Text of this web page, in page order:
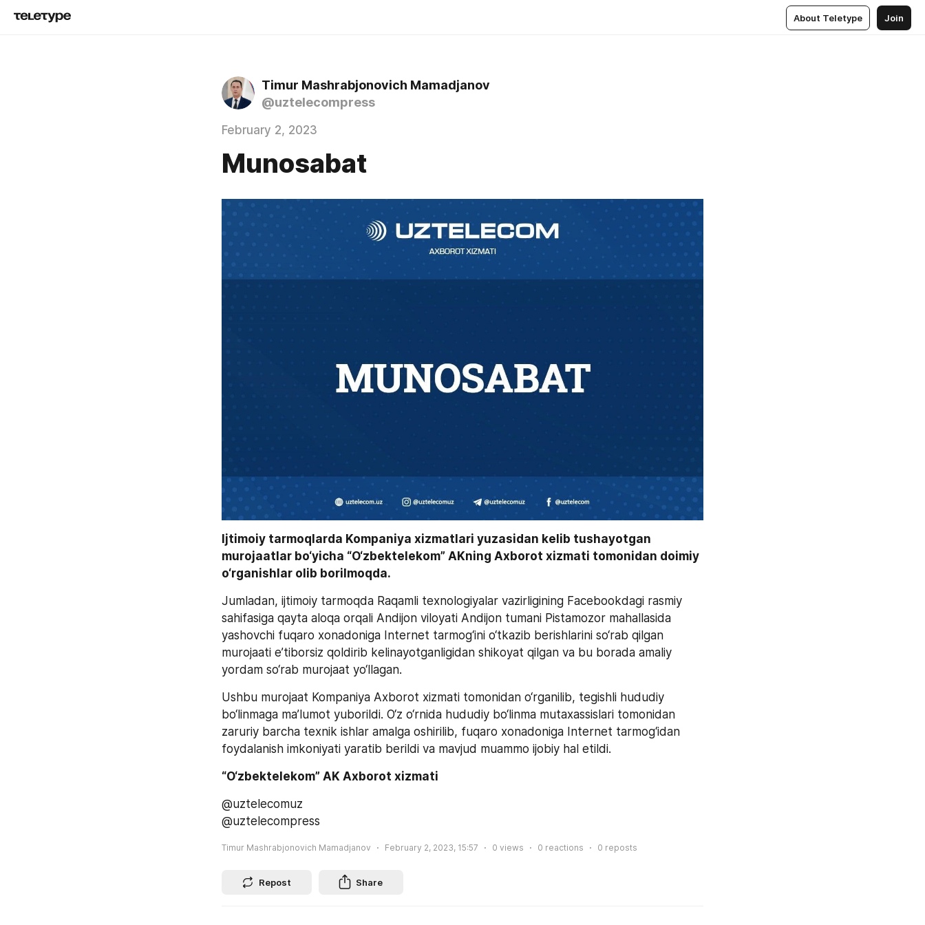
About Teletype Join
Timur Mashrabjonovich Mamadjanov
@uztelecompress
February 2, 2023
Munosabat
Ijtimoiy tarmoqlarda Kompaniya xizmatlari yuzasidan kelib tushayotgan
murojaatlar bo‘yicha “O‘zbektelekom” AKning Axborot xizmati tomonidan doimiy
o‘rganishlar olib borilmoqda.
Jumladan, ijtimoiy tarmoqda Raqamli texnologiyalar vazirligining Facebookdagi rasmiy
sahifasiga qayta aloqa orqali Andijon viloyati Andijon tumani Pistamozor mahallasida
yashovchi fuqaro xonadoniga Internet tarmog‘ini o‘tkazib berishlarini so‘rab qilgan
murojaati e’tiborsiz qoldirib kelinayotganligidan shikoyat qilgan va bu borada amaliy
yordam so‘rab murojaat yo‘llagan.
Ushbu murojaat Kompaniya Axborot xizmati tomonidan o‘rganilib, tegishli hududiy
bo‘linmaga ma’lumot yuborildi. O‘z o‘rnida hududiy bo‘linma mutaxassislari tomonidan
zaruriy barcha texnik ishlar amalga oshirilib, fuqaro xonadoniga Internet tarmog‘idan
foydalanish imkoniyati yaratib berildi va mavjud muammo ijobiy hal etildi.
“O‘zbektelekom” AK Axborot xizmati
@uztelecomuz
@uztelecompress
Timur Mashrabjonovich Mamadjanov February 2, 2023, 15:57 0 views 0 reactions 0 reposts
Repost Share